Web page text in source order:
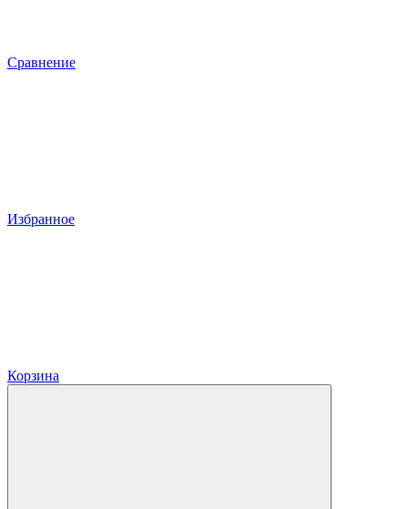
Сравнение
Избранное
Корзина